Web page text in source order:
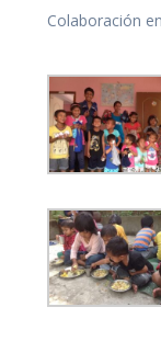
Colaboración